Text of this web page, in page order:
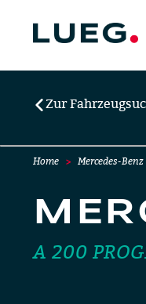
Zur
Home Mercedes-Benz
A 200